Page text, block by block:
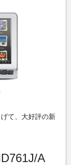
て、大好評の新
A